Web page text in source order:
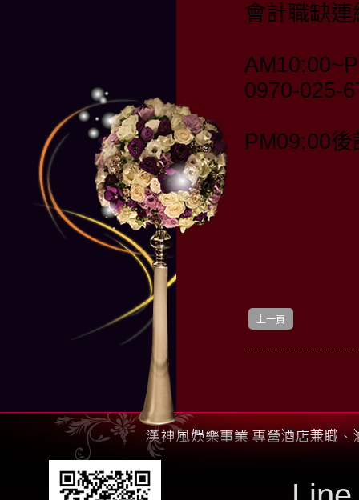
會計職缺
0970-025-
PM09:00
上一頁